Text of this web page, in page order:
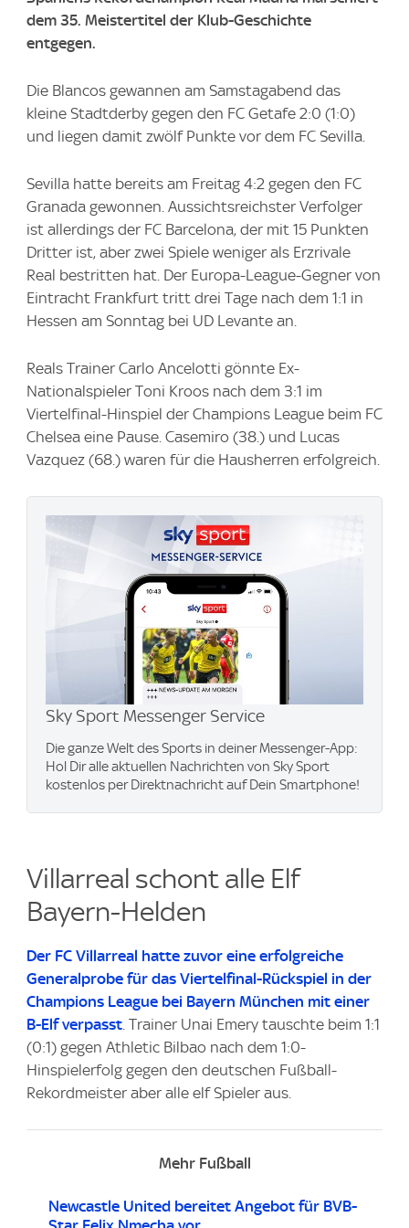
dem 35. Meistertitel der Klub-Geschichte
entgegen.
Die Blancos gewannen am Samstagabend das
kleine Stadtderby gegen den FC Getafe 2:0 (1:0)
und liegen damit zwölf Punkte vor dem FC Sevilla.
Sevilla hatte bereits am Freitag 4:2 gegen den FC
Granada gewonnen. Aussichtsreichster Verfolger
ist allerdings der FC Barcelona, der mit 15 Punkten
Dritter ist, aber zwei Spiele weniger als Erzrivale
Real bestritten hat. Der Europa-League-Gegner von
Eintracht Frankfurt tritt drei Tage nach dem 1:1 in
Hessen am Sonntag bei UD Levante an.
Reals Trainer Carlo Ancelotti gönnte Ex-
Nationalspieler Toni Kroos nach dem 3:1 im
Viertelfinal-Hinspiel der Champions League beim FC
Chelsea eine Pause. Casemiro (38.) und Lucas
Vazquez (68.) waren für die Hausherren erfolgreich.
Sky Sport Messenger Service
Die ganze Welt des Sports in deiner Messenger-App:
Hol Dir alle aktuellen Nachrichten von Sky Sport
kostenlos per Direktnachricht auf Dein Smartphone!
Villarreal schont alle Elf
Bayern-Helden
Der FC Villarreal hatte zuvor eine erfolgreiche
Generalprobe für das Viertelfinal-Rückspiel in der
Champions League bei Bayern München mit einer
B-Elf verpasst. Trainer Unai Emery tauschte beim 1:1
(0:1) gegen Athletic Bilbao nach dem 1:0-
Hinspielerfolg gegen den deutschen Fußball-
Rekordmeister aber alle elf Spieler aus.
Mehr Fußball
Newcastle United bereitet Angebot für BVB-